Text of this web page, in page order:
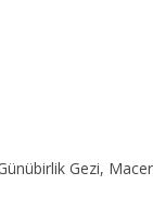
Gezi,